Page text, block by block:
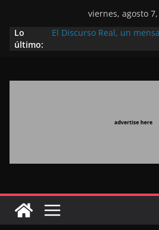
viernes, agosto
Lo
último:
El Discurso Real, un
Extranjero: al servicio de
Marruecos gracias a una
destinada a consolidar la
en una economía
marroquí-estadounidense)